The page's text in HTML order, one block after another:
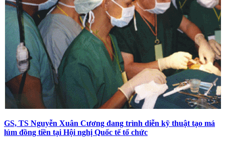
GS, TS Nguyễn Xuân Cương đang trình diễn kỹ thuật tạo má
lúm đồng tiền tại Hội nghị Quốc tế tổ chức